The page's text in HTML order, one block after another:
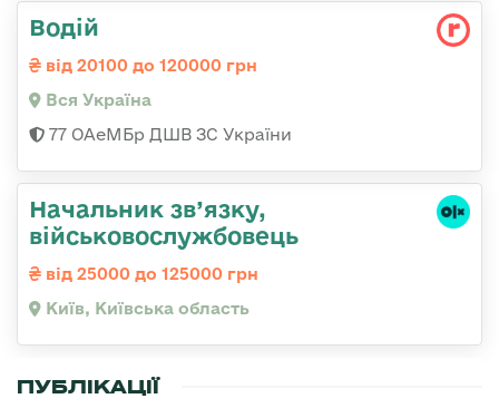
Водій
від 20100 до 120000 грн
Вся Україна
77 ОАеМБр ДШВ ЗС України
Начальник зв’язку,
військовослужбовець
від 25000 до 125000 грн
Київ, Київська область
ПУБЛІКАЦІЇ